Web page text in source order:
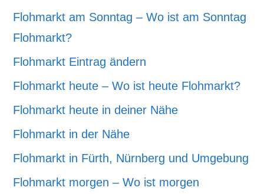
Flohmarkt am Sonntag – Wo ist am Sonntag
Flohmarkt?
Flohmarkt Eintrag ändern
Flohmarkt heute – Wo ist heute Flohmarkt?
Flohmarkt heute in deiner Nähe
Flohmarkt in der Nähe
Flohmarkt in Fürth, Nürnberg und Umgebung
Flohmarkt morgen – Wo ist morgen